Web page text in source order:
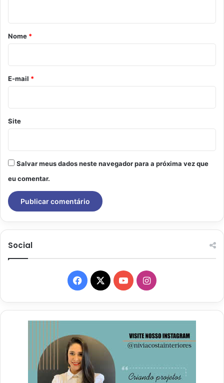
r
o
*
Nome *
E-mail *
Site
Salvar meus dados neste navegador para a próxima vez que
eu comentar.
Social
Facebook
X YouTubeInstagram